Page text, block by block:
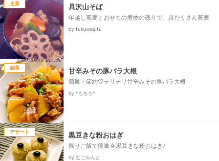
主菜 具沢山そば
年越し蕎麦とおせちの煮物の残りで、具だくさん蕎麦
by fukuwajutu
副菜 甘辛みその豚バラ大根
簡単・節約♡テリテリ甘辛みその豚バラ大根
by *ももら*
デザート 黒豆きな粉おはぎ
残りご飯で簡単☆黒豆きな粉おはぎ♪
by なごみんと